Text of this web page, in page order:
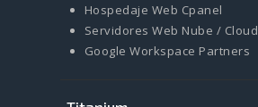
Hospedaje Web Cpanel
Servidores Web Nube / Cloud
Google Workspace Partners